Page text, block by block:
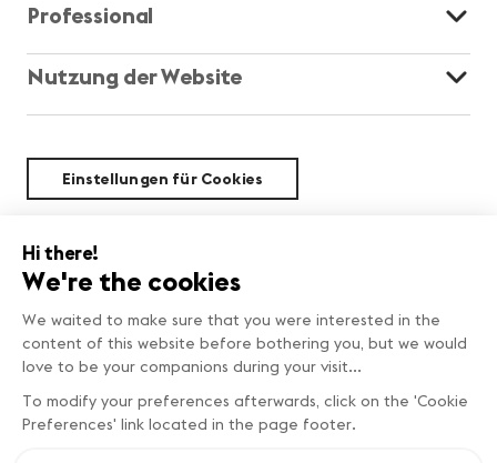
Professional
Nutzung der Website
Einstellungen für Cookies
Nachhaltigkeit